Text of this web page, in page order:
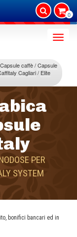
0
Toggle
Capsule caffè Capsule
Cagliari
Elite
PER
SYSTEM
bonifici bancari ed in